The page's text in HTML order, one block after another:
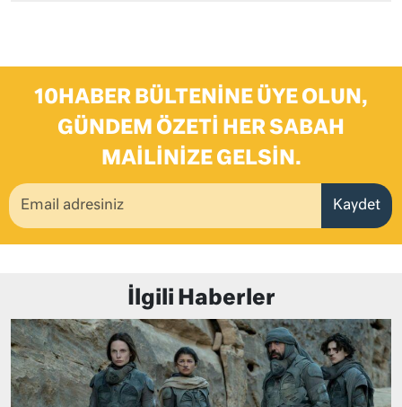
10HABER BÜLTENINE ÜYE OLUN,
GÜNDEM ÖZETI HER SABAH
MAILINIZE GELSIN.
Kaydet
İlgili Haberler